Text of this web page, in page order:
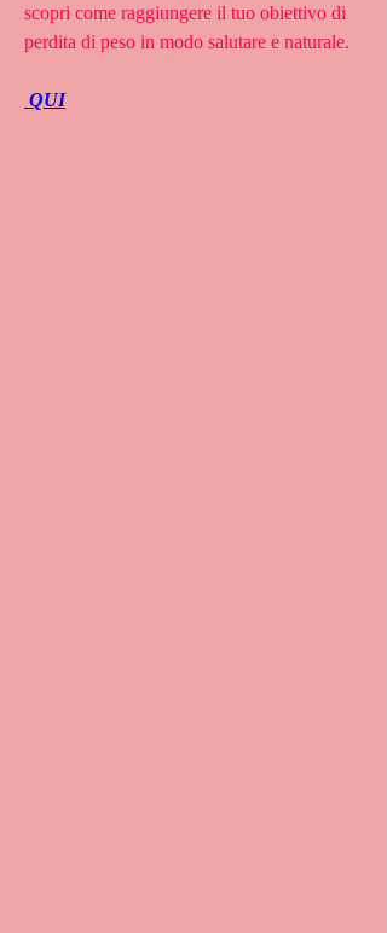
scopri come raggiungere il tuo obiettivo di
perdita di peso in modo salutare e naturale.
QUI